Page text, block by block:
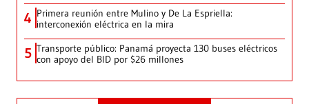
4 Primera reunión entre Mulino y De La Espriella:
interconexión eléctrica en la mira
5 Transporte público: Panamá proyecta 130 buses eléctricos
con apoyo del BID por $26 millones